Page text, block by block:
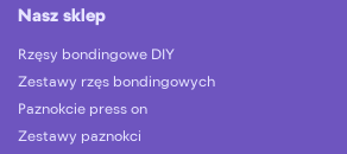
Nasz sklep
Rzęsy bondingowe DIY
Zestawy rzęs bondingowych
Paznokcie press on
Zestawy paznokci